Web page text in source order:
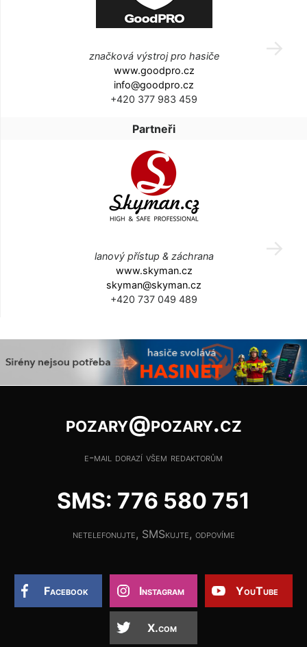
značková výstroj pro hasiče
www.goodpro.cz
info@goodpro.cz
+420 377 983 459
Partneři
lanový přístup & záchrana
www.skyman.cz
skyman@skyman.cz
+420 737 049 489
pozary@pozary.cz
e-mail dorazí všem redaktorům
SMS: 776 580 751
netelefonujte, SMSkujte, odpovíme
Facebook Instagram YouTube
X.com